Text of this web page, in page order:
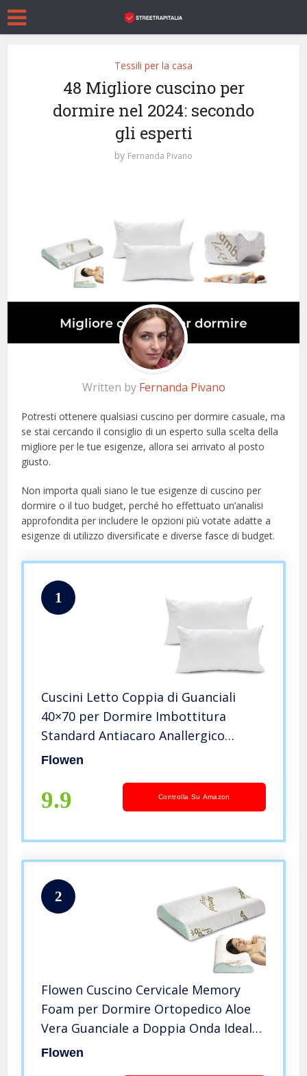
Tessili per la casa
48 Migliore cuscino per
dormire nel 2024: secondo
gli esperti
by Fernanda Pivano
Written by Fernanda Pivano
Potresti ottenere qualsiasi cuscino per dormire casuale, ma
se stai cercando il consiglio di un esperto sulla scelta della
migliore per le tue esigenze, allora sei arrivato al posto
giusto.
Non importa quali siano le tue esigenze di cuscino per
dormire o il tuo budget, perché ho effettuato un’analisi
approfondita per includere le opzioni più votate adatte a
esigenze di utilizzo diversificate e diverse fasce di budget.
1
Cuscini Letto Coppia di Guanciali
40×70 per Dormire Imbottitura
Standard Antiacaro Anallergico
Traspirante Rettangolare per
Cotone e Poliest. Sfoderabile e
Lavabile
Flowen
9.9 Controlla Su Amazon
2
Flowen Cuscino Cervicale Memory
Foam per Dormire Ortopedico Aloe
Vera Guanciale a Doppia Onda Ideale
per Supporto al Collo Ergonomico
Flowen